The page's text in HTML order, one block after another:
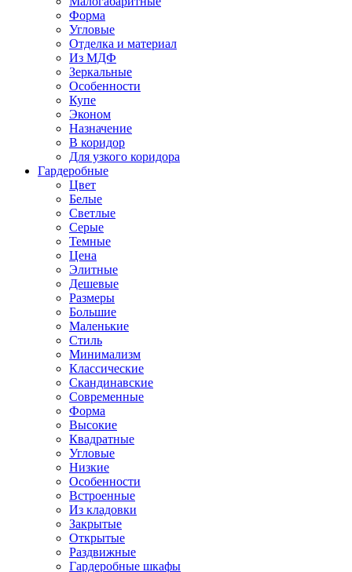
Форма
Угловые
Отделка и материал
Из МДФ
Зеркальные
Особенности
Купе
Эконом
Назначение
В коридор
Для узкого коридора
Гардеробные
Цвет
Белые
Светлые
Серые
Темные
Цена
Элитные
Дешевые
Размеры
Большие
Маленькие
Стиль
Минимализм
Классические
Скандинавские
Современные
Форма
Высокие
Квадратные
Угловые
Низкие
Особенности
Встроенные
Из кладовки
Закрытые
Открытые
Раздвижные
Гардеробные шкафы